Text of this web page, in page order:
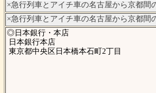
×急行列車とアイチ車の名古屋から京都間
×急行列車とアイチ車の名古屋から京都間
◎日本銀行・本店
日本銀行本店
東京都中央区日本橋本石町2丁目